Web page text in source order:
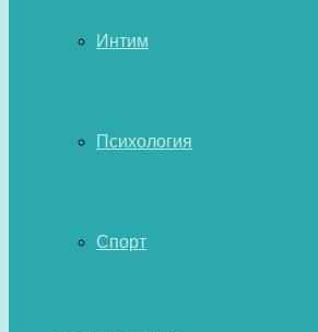
Интим
Психология
Спорт